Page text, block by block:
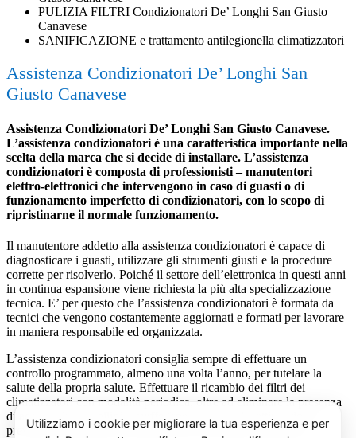
PULIZIA FILTRI Condizionatori De’ Longhi San Giusto
Canavese
SANIFICAZIONE e trattamento antilegionella climatizzatori
Assistenza Condizionatori De’ Longhi San
Giusto Canavese
Assistenza Condizionatori De’ Longhi San Giusto Canavese.
L’assistenza condizionatori è una caratteristica importante nella
scelta della marca che si decide di installare. L’assistenza
condizionatori è composta di professionisti – manutentori
elettro-elettronici che intervengono in caso di guasti o di
funzionamento imperfetto di condizionatori, con lo scopo di
ripristinarne il normale funzionamento.
Il manutentore addetto alla assistenza condizionatori è capace di
diagnosticare i guasti, utilizzare gli strumenti giusti e la procedure
corrette per risolverlo. Poiché il settore dell’elettronica in questi anni
in continua espansione viene richiesta la più alta specializzazione
tecnica. E’ per questo che l’assistenza condizionatori è formata da
tecnici che vengono costantemente aggiornati e formati per lavorare
in maniera responsabile ed organizzata.
L’assistenza condizionatori consiglia sempre di effettuare un
controllo programmato, almeno una volta l’anno, per tutelare la
salute della propria salute. Effettuare il ricambio dei filtri dei
climatizzatori con modalità periodica, oltre ad eliminare la presenza
di acari, polveri, pollini e muffe (spesso causa di cattivi odori),
previene il prolificarsi del batterio del virus della Legionella.